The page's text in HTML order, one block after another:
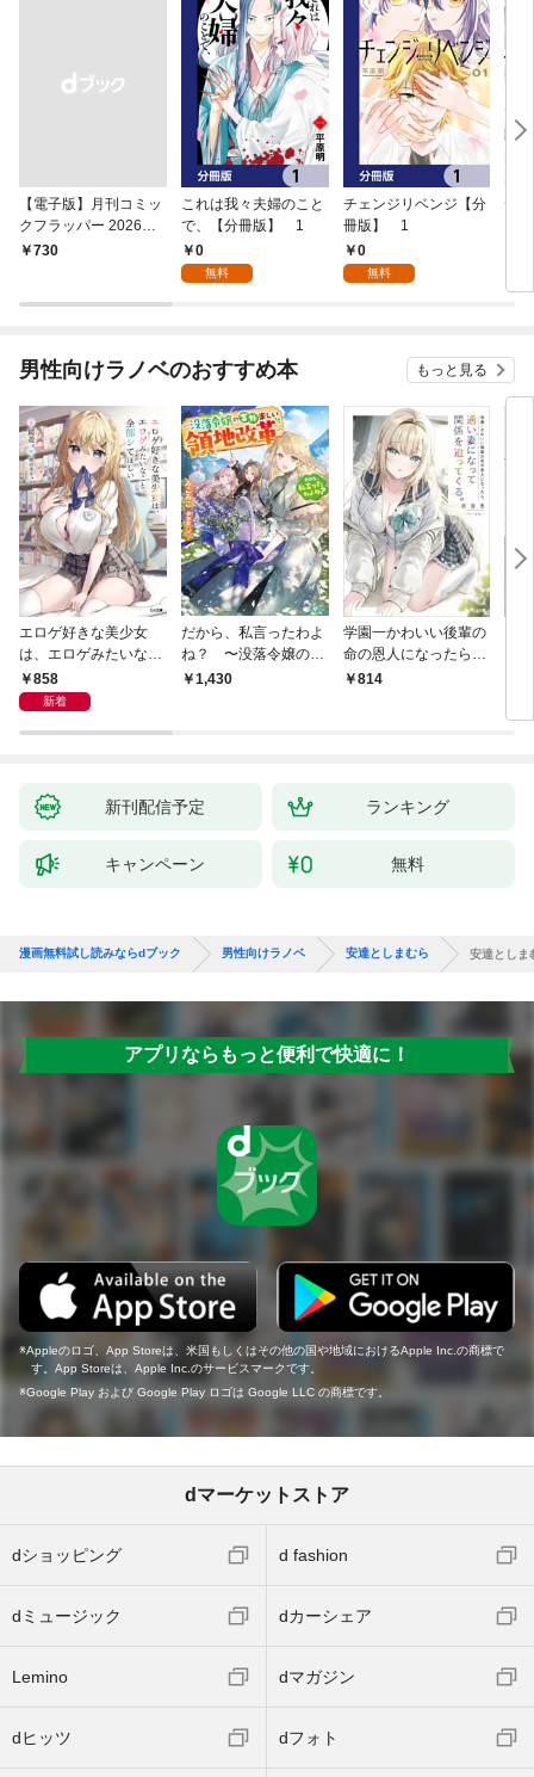
【電子版】月刊コミッ
クフラッパー 2026年9
月号
￥730
これは我々夫婦のこと
で、【分冊版】 1
0
無料
チェンジリベンジ【分
冊版】 1
0
無料
チ
男性向けラノベのおすすめ本 もっと見る
エロゲ好きな美少女
は、エロゲみたいなこ
と全部シてほしい【電
子ＳＳ特典付き】
858
新着
だから、私言ったわよ
ね？ 〜没落令嬢の案
外楽しい領地改革〜
1,430
学園一かわいい後輩の
命の恩人になったら、
通い妻になって関係を
814
新刊配信予定 ランキング
キャンペーン 無料
漫画無料試し読みならdブック 男性向けラノベ 安達としまむら 安達としま
アプリならもっと便利で快適に！
Appleのロゴ、App Storeは、米国もしくはその他の国や地域におけるApple Inc.の商標で
す。App Storeは、Apple Inc.のサービスマークです。
Google Play および Google Play ロゴは Google LLC の商標です。
dマーケットストア
dショッピング d fashion
dミュージック dカーシェア
Lemino dマガジン
dヒッツ dフォト